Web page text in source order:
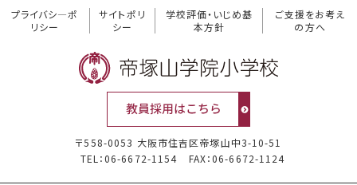
プライバシ―ポ
リシー
サイトポリ
シー
学校評価・いじめ基
本方針
ご支援をお考え
の方へ
〒558-0053 大阪市住吉区帝塚山中3-10-51
TEL：06-6672-1154
FAX：06-6672-1124